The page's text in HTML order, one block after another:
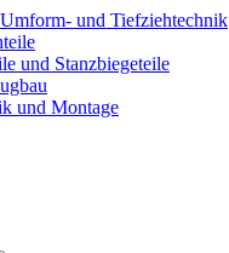
und Tiefziehtechnik
und Stanzbiegeteile
und Montage